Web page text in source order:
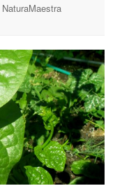
NaturaMaestra